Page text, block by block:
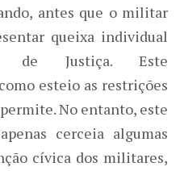
antes que o militar
queixa individual
de Justiça. Este
esteio as restrições
No entanto, este
cerceia algumas
cívica dos militares,